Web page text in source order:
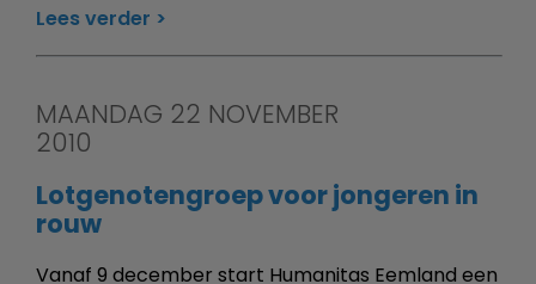
Lees verder
MAANDAG 22 NOVEMBER
2010
Lotgenotengroep voor jongeren in
rouw
Vanaf 9 december start Humanitas Eemland een